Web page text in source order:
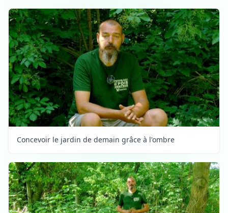
Concevoir le jardin de demain grâce à l'ombre